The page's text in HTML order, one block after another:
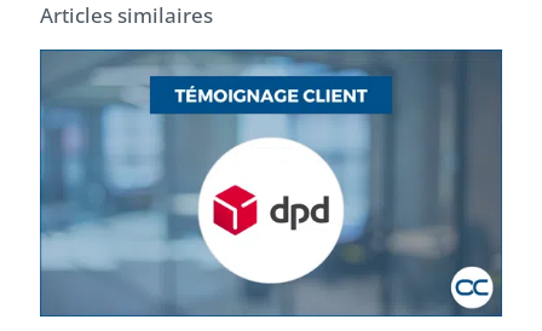
Articles similaires